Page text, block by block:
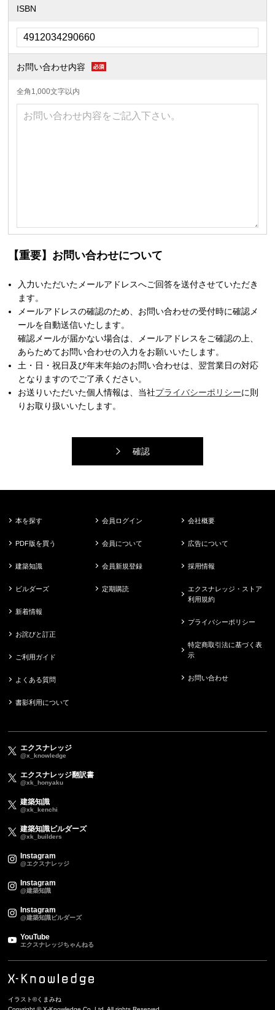
ISBN
お問い合わせ内容
全角1,000文字以内
【重要】お問い合わせについて
入力いただいたメールアドレスへご回答を送付させていただき
ます。
メールアドレスの確認のため、お問い合わせの受付時に確認メ
ールを自動送信いたします。
確認メールが届かない場合は、メールアドレスをご確認の上、
あらためてお問い合わせの入力をお願いいたします。
土・日・祝日及び年末年始のお問い合わせは、翌営業日の対応
となりますのでご了承ください。
お送りいただいた個人情報は、当社プライバシーポリシーに則
りお取り扱いいたします。
確認
本を探す
PDF版を買う
建築知識
ビルダーズ
新着情報
お詫びと訂正
ご利用ガイド
よくある質問
書影利用について
会員ログイン
会員について
会員新規登録
定期購読
会社概要
広告について
採用情報
エクスナレッジ・ストア
利用規約
プライバシーポリシー
特定商取引法に基づく表
示
お問い合わせ
エクスナレッジ
@x_knowledge
エクスナレッジ翻訳書
@xk_honyaku
建築知識
@xk_kenchi
建築知識ビルダーズ
@xk_builders
Instagram
@エクスナレッジ
Instagram
@建築知識
Instagram
@建築知識ビルダーズ
YouTube
エクスナレッジちゃんねる
イラスト©くまみね